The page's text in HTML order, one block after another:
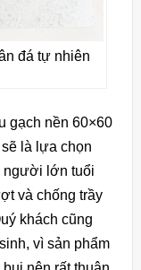
đá tự nhiên
gạch nền 60×60
là lựa chọn
người lớn tuổi
và chống trầy
khách cũng
vì sản phẩm